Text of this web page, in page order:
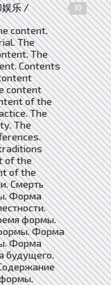
乐 /
10
content.
The
The
Contents
content
of the
The
The
of the
of the
Смерть
Форма
формы.
Форма
Форма
будущего.